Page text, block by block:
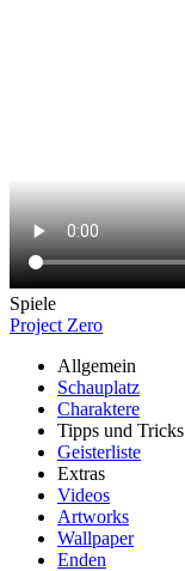
Spiele
Project Zero
Allgemein
Schauplatz
Charaktere
Tipps und Tricks
Geisterliste
Extras
Videos
Artworks
Wallpaper
Enden